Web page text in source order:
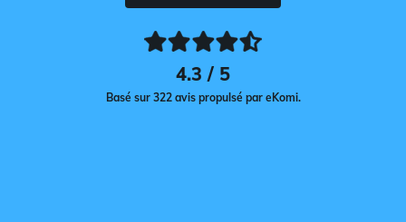
4.3 / 5
Basé sur 322 avis propulsé par eKomi.